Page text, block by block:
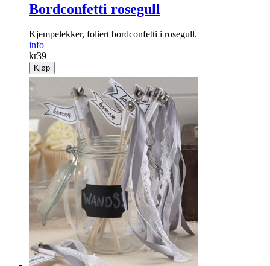
Bordconfetti rosegull
Kjempelekker, foliert bordconfetti i rosegull.
info
kr39
Kjøp